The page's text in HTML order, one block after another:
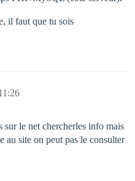
il faut que tu sois
sur le net chercherles info mais
au site on peut pas le consulter